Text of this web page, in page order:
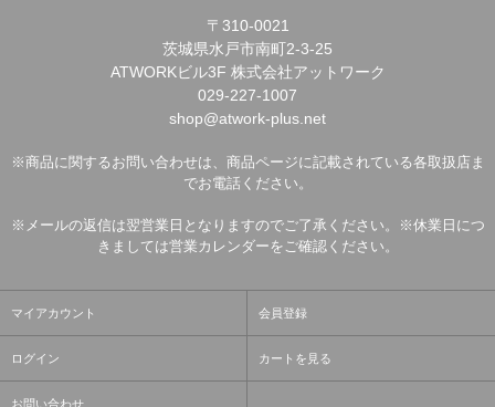
〒310-0021
茨城県水戸市南町2-3-25
ATWORKビル3F 株式会社アットワーク
029-227-1007
shop@atwork-plus.net
※商品に関するお問い合わせは、商品ページに記載されている各取扱店ま
でお電話ください。
※メールの返信は翌営業日となりますのでご了承ください。※休業日につ
きましては営業カレンダーをご確認ください。
マイアカウント 会員登録
ログイン カートを見る
お問い合わせ